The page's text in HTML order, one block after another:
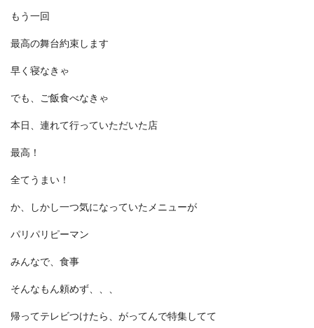
もう一回
最高の舞台約束します
早く寝なきゃ
でも、ご飯食べなきゃ
本日、連れて行っていただいた店
最高！
全てうまい！
か、しかし一つ気になっていたメニューが
パリパリピーマン
みんなで、食事
そんなもん頼めず、、、
帰ってテレビつけたら、がってんで特集してて